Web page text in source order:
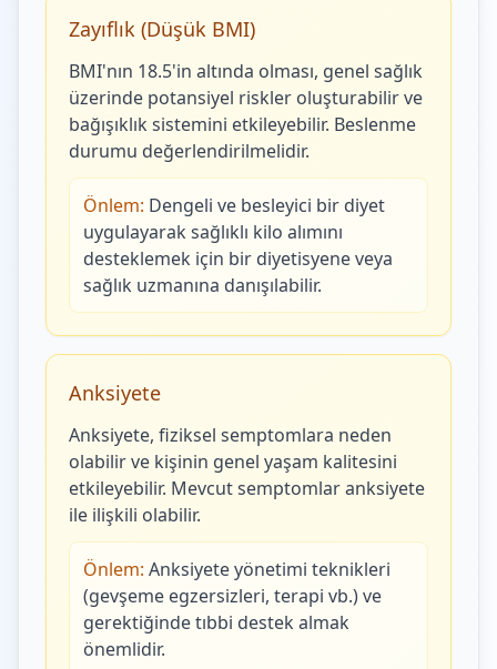
Zayıflık (Düşük BMI)
BMI'nın 18.5'in altında olması, genel sağlık
üzerinde potansiyel riskler oluşturabilir ve
bağışıklık sistemini etkileyebilir. Beslenme
durumu değerlendirilmelidir.
Önlem: Dengeli ve besleyici bir diyet
uygulayarak sağlıklı kilo alımını
desteklemek için bir diyetisyene veya
sağlık uzmanına danışılabilir.
Anksiyete
Anksiyete, fiziksel semptomlara neden
olabilir ve kişinin genel yaşam kalitesini
etkileyebilir. Mevcut semptomlar anksiyete
ile ilişkili olabilir.
Önlem: Anksiyete yönetimi teknikleri
(gevşeme egzersizleri, terapi vb.) ve
gerektiğinde tıbbi destek almak
önemlidir.